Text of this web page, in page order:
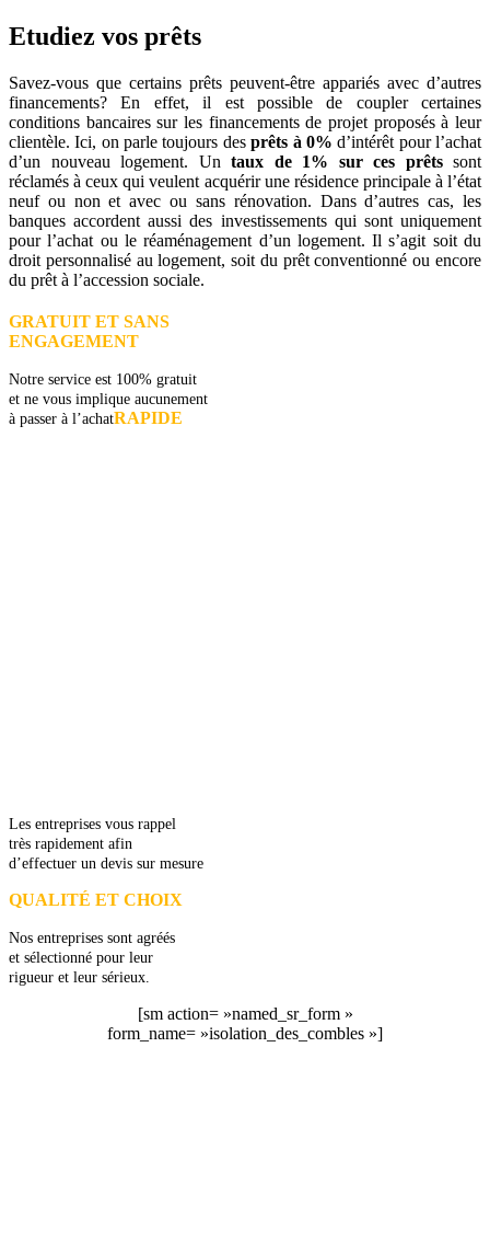
Etudiez vos prêts
Savez-vous que certains prêts peuvent-être appariés avec d’autres
financements? En effet, il est possible de coupler certaines
conditions bancaires sur les financements de projet proposés à leur
clientèle. Ici, on parle toujours desprêts à 0% d’intérêt pour l’achat
d’un nouveau logement. Un taux de 1% sur ces prêtssont
réclamés à ceux qui veulent acquérir une résidence principale à l’état
neuf ou non et avec ou sans rénovation. Dans d’autres cas, les
banques accordent aussi des investissements qui sont uniquement
pour l’achat ou le réaménagement d’un logement. Il s’agit soit du
droit personnalisé au logement, soit du prêt conventionné ou encore
du prêt à l’accession sociale.
GRATUIT ET SANS
ENGAGEMENT
Notre service est 100% gratuit
et ne vous implique aucunement
à passer à l’achatRAPIDE
Les entreprises vous rappel
très rapidement afin
d’effectuer un devis sur mesure
QUALITÉ ET CHOIX
Nos entreprises sont agréés
et sélectionné pour leur
rigueur et leur sérieux.
[sm action= »named_sr_form »
form_name= »isolation_des_combles »]